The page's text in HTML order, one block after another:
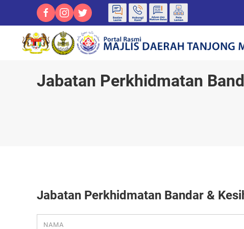
Jabatan Perkhidmatan
Jabatan Perkhidmatan Bandar &
NAMA